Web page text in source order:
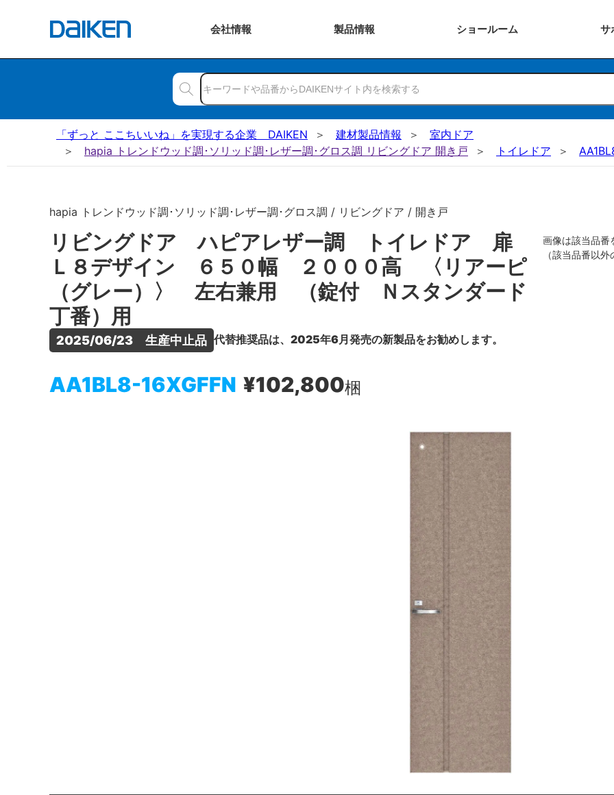
会社情報 製品情報 ショールーム サ
「ずっと ここちいいね」を実現する企業 DAIKEN 建材製品情報
室内ドア
hapia トレンドウッド調･ソリッド調･レザー調･グロス調 リビングドア 開き戸
トイレドア
hapia トレンドウッド調･ソリッド調･レザー調･グロス調 / リビングドア / 開き戸
リビングドア ハピアレザー調 トイレドア 扉
Ｌ８デザイン ６５０幅 ２０００高 〈リアーピ
（グレー）〉 左右兼用 （錠付 Ｎスタンダード
丁番）用
2025/06/23　生産中止品 代替推奨品は、2025年6月発売の新製品をお勧めします。
AA1BL8-16XGFFN ¥102,800梱
画像は該当品番
（該当品番以